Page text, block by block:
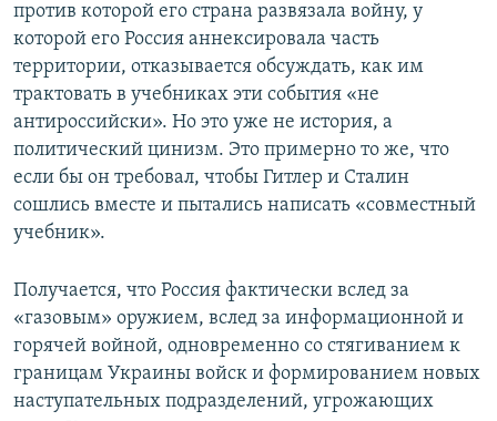
против которой его страна развязала войну, у
которой его Россия аннексировала часть
территории, отказывается обсуждать, как им
трактовать в учебниках эти события «не
антироссийски». Но это уже не история, а
политический цинизм. Это примерно то же, что
если бы он требовал, чтобы Гитлер и Сталин
сошлись вместе и пытались написать «совместный
учебник».
Получается, что Россия фактически вслед за
«газовым» оружием, вслед за информационной и
горячей войной, одновременно со стягиванием к
границам Украины войск и формированием новых
наступательных подразделений, угрожающих